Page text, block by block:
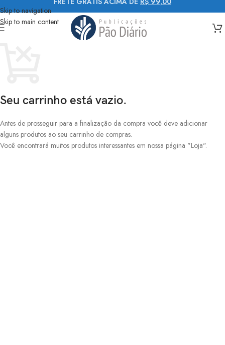
Skip to navigation
Skip to main content
Seu carrinho está vazio.
Antes de prosseguir para a finalização da compra você deve adicionar
alguns produtos ao seu carrinho de compras.
Você encontrará muitos produtos interessantes em nossa página "Loja".